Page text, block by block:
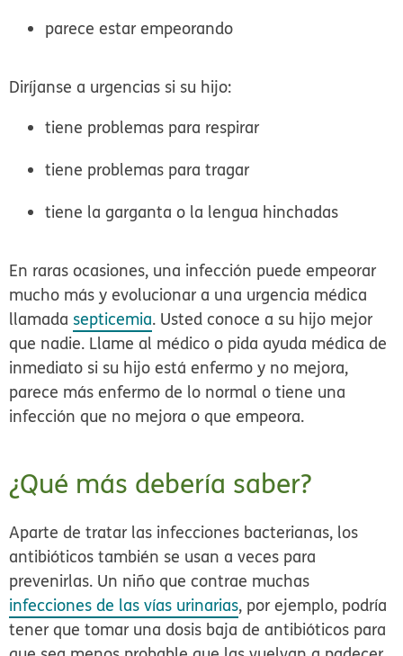
parece estar empeorando
Diríjanse a urgencias si su hijo:
tiene problemas para respirar
tiene problemas para tragar
tiene la garganta o la lengua hinchadas
En raras ocasiones, una infección puede empeorar
mucho más y evolucionar a una urgencia médica
llamada septicemia. Usted conoce a su hijo mejor
que nadie. Llame al médico o pida ayuda médica de
inmediato si su hijo está enfermo y no mejora,
parece más enfermo de lo normal o tiene una
infección que no mejora o que empeora.
¿Qué más debería saber?
Aparte de tratar las infecciones bacterianas, los
antibióticos también se usan a veces para
prevenirlas. Un niño que contrae muchas
infecciones de las vías urinarias, por ejemplo, podría
tener que tomar una dosis baja de antibióticos para